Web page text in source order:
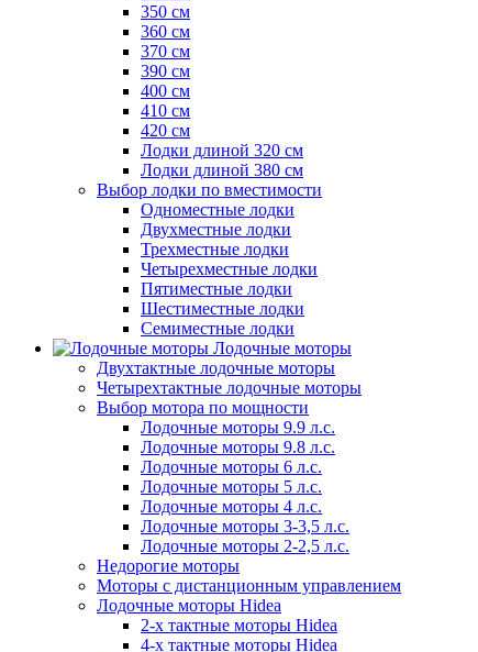
350 см
360 см
370 см
390 см
400 см
410 см
420 см
Лодки длиной 320 см
Лодки длиной 380 см
Выбор лодки по вместимости
Одноместные лодки
Двухместные лодки
Трехместные лодки
Четырехместные лодки
Пятиместные лодки
Шестиместные лодки
Семиместные лодки
Лодочные моторы
Двухтактные лодочные моторы
Четырехтактные лодочные моторы
Выбор мотора по мощности
Лодочные моторы 9.9 л.с.
Лодочные моторы 9.8 л.с.
Лодочные моторы 6 л.с.
Лодочные моторы 5 л.с.
Лодочные моторы 4 л.с.
Лодочные моторы 3-3,5 л.с.
Лодочные моторы 2-2,5 л.с.
Недорогие моторы
Моторы с дистанционным управлением
Лодочные моторы Hidea
2-х тактные моторы Hidea
4-х тактные моторы Hidea